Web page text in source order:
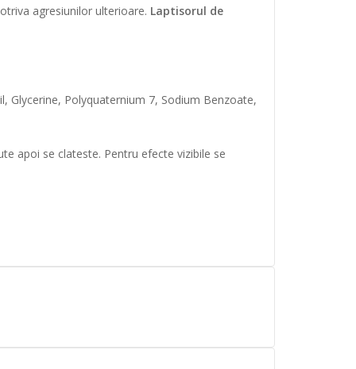
agresiunilor ulterioare. Laptisorul de
Glycerine, Polyquaternium 7, Sodium Benzoate,
apoi se clateste. Pentru efecte vizibile se